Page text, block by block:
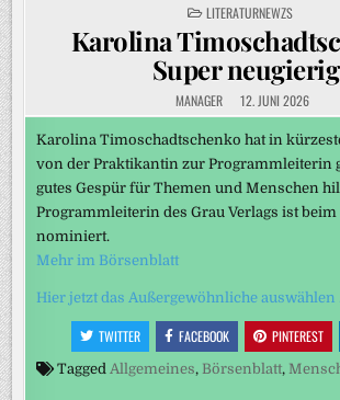
POSTED
IN
LITERATURNEWZS
Karolina
Super neugierig
MANAGER 12. JUNI 2026
Karolina Timoschadtschenko hat in
von der Praktikantin zur Programmleiterin
gutes Gespür für Themen und Menschen
Programmleiterin des Grau Verlags ist
nominiert.
Mehr im Börsenblatt
Hier jetzt das Außergewöhnliche auswählen
TWITTER FACEBOOK PINTEREST
Tagged Allgemeines, Börsenblatt,